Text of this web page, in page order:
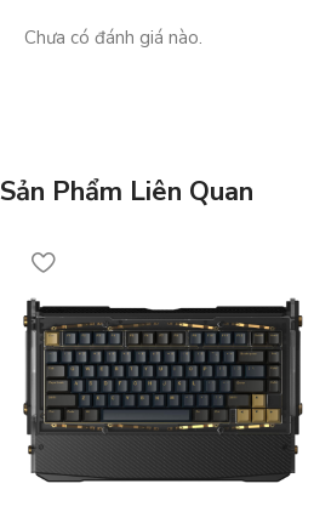
Chưa có đánh giá nào.
Sản Phẩm Liên Quan